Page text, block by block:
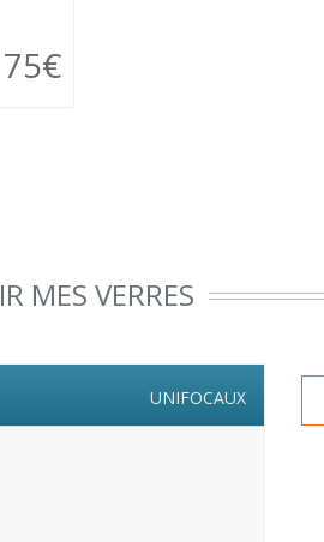
75€
MES VERRES
UNIFOCAUX